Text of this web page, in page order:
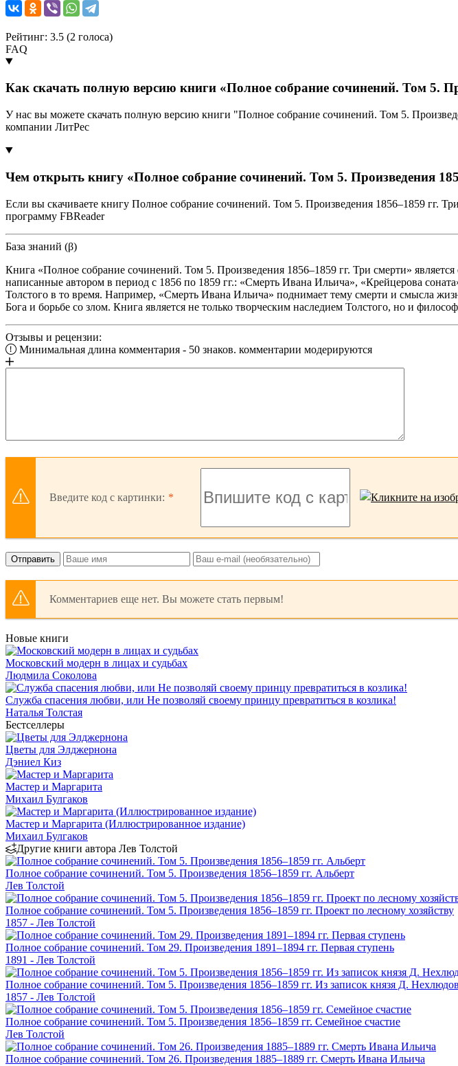
Рейтинг: 3.5 (2 голоса)
FAQ
Как скачать полную версию книги «Полное собрание сочинений. Том 5.
У нас вы можете скачать полную версию книги "Полное собрание сочинений. Том 5.
компании ЛитРес
Чем открыть книгу «Полное собрание сочинений. Том 5. Произведения
Если вы скачиваете книгу Полное собрание сочинений. Том 5. Произведения 1856–1859 гг.
программу FBReader
База знаний (β)
Книга «Полное собрание сочинений. Том 5. Произведения 1856–1859 гг. Три смерти»
написанные автором в период с 1856 по 1859 гг.: «Смерть Ивана Ильича», «Крейцерова
Толстого в то время. Например, «Смерть Ивана Ильича» поднимает тему смерти и смысла
Бога и борьбе со злом. Книга является не только творческим наследием Толстого, но и
Отзывы и рецензии:
Минимальная длина комментария - 50 знаков. комментарии модерируются
Введите код с картинки:
Отправить
Комментариев еще нет. Вы можете стать первым!
Новые книги
Московский модерн в лицах и судьбах
Людмила Соколова
Служба спасения любви, или Не позволяй своему принцу превратиться в козлика!
Наталья Толстая
Бестселлеры
Цветы для Элджернона
Дэниел Киз
Мастер и Маргарита
Михаил Булгаков
Мастер и Маргарита (Иллюстрированное издание)
Михаил Булгаков
Другие книги автора Лев Толстой
Полное собрание сочинений. Том 5. Произведения 1856–1859 гг. Альберт
Лев Толстой
Полное собрание сочинений. Том 5. Произведения 1856–1859 гг. Проект по лесному хозяйству
1857 - Лев Толстой
Полное собрание сочинений. Том 29. Произведения 1891–1894 гг. Первая ступень
1891 - Лев Толстой
Полное собрание сочинений. Том 5. Произведения 1856–1859 гг. Из записок князя Д.
1857 - Лев Толстой
Полное собрание сочинений. Том 5. Произведения 1856–1859 гг. Семейное счастие
Лев Толстой
Полное собрание сочинений. Том 26. Произведения 1885–1889 гг. Смерть Ивана Ильича